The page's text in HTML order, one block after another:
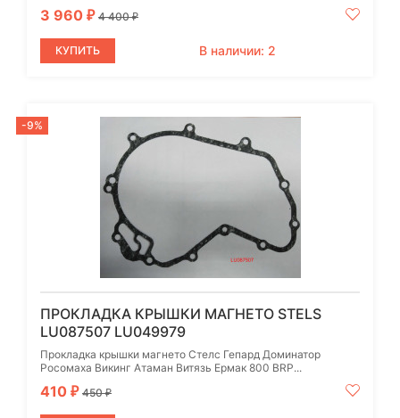
3 960 ₽ 4 400₽
КУПИТЬ В наличии: 2
-9%
ПРОКЛАДКА КРЫШКИ МАГНЕТО STELS
LU087507 LU049979
Прокладка крышки магнето Стелс Гепард Доминатор
Росомаха Викинг Атаман Витязь Ермак 800 BRP...
410 ₽ 450₽